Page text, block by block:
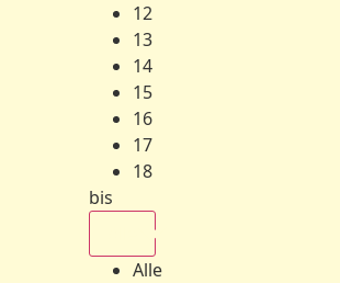
12
13
14
15
16
17
18
bis
Alle